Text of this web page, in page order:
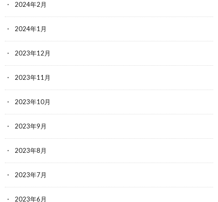
2024年2月
2024年1月
2023年12月
2023年11月
2023年10月
2023年9月
2023年8月
2023年7月
2023年6月